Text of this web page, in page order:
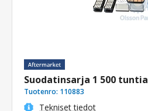
Suodatinsarja 1 500 tuntia
Tuotenro: 110883
Tekniset tiedot